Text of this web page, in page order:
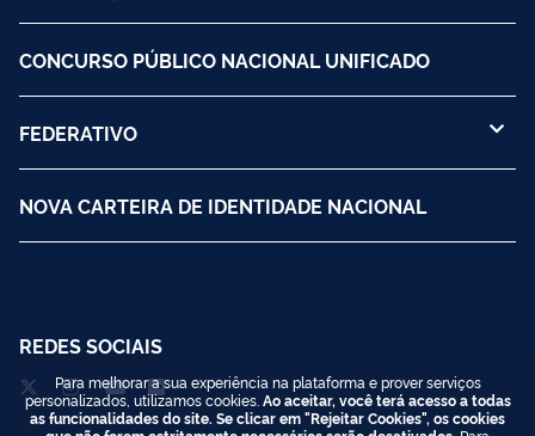
CONCURSO PÚBLICO NACIONAL UNIFICADO
FEDERATIVO
NOVA CARTEIRA DE IDENTIDADE NACIONAL
REDES SOCIAIS
Para melhorar a sua experiência na plataforma e prover serviços
personalizados, utilizamos cookies. Ao aceitar, você terá acesso a todas
as funcionalidades do site. Se clicar em "Rejeitar Cookies", os cookies